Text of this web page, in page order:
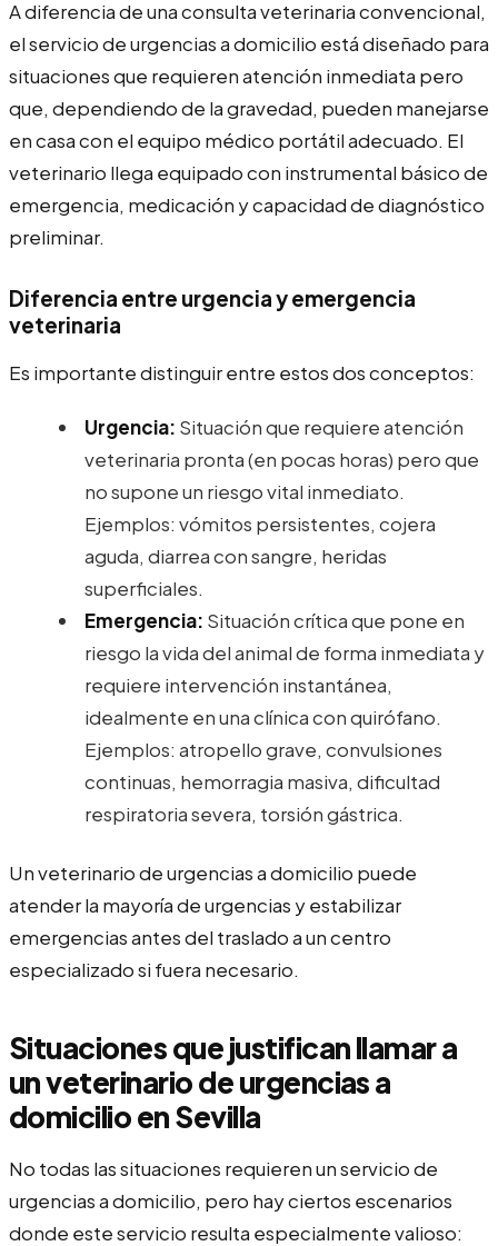
A diferencia de una consulta veterinaria convencional,
el servicio de urgencias a domicilio está diseñado para
situaciones que requieren atención inmediata pero
que, dependiendo de la gravedad, pueden manejarse
en casa con el equipo médico portátil adecuado. El
veterinario llega equipado con instrumental básico de
emergencia, medicación y capacidad de diagnóstico
preliminar.
Diferencia entre urgencia y emergencia
veterinaria
Es importante distinguir entre estos dos conceptos:
Urgencia: Situación que requiere atención
veterinaria pronta (en pocas horas) pero que
no supone un riesgo vital inmediato.
Ejemplos: vómitos persistentes, cojera
aguda, diarrea con sangre, heridas
superficiales.
Emergencia: Situación crítica que pone en
riesgo la vida del animal de forma inmediata y
requiere intervención instantánea,
idealmente en una clínica con quirófano.
Ejemplos: atropello grave, convulsiones
continuas, hemorragia masiva, dificultad
respiratoria severa, torsión gástrica.
Un veterinario de urgencias a domicilio puede
atender la mayoría de urgencias y estabilizar
emergencias antes del traslado a un centro
especializado si fuera necesario.
Situaciones que justifican llamar a
un veterinario de urgencias a
domicilio en Sevilla
No todas las situaciones requieren un servicio de
urgencias a domicilio, pero hay ciertos escenarios
donde este servicio resulta especialmente valioso: